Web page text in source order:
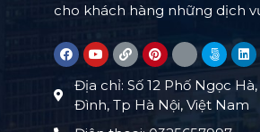
cho khách hàng những dịch
Địa chỉ: Số 12 Phố Ngọc
Đình, Tp Hà Nội, Việt Nam